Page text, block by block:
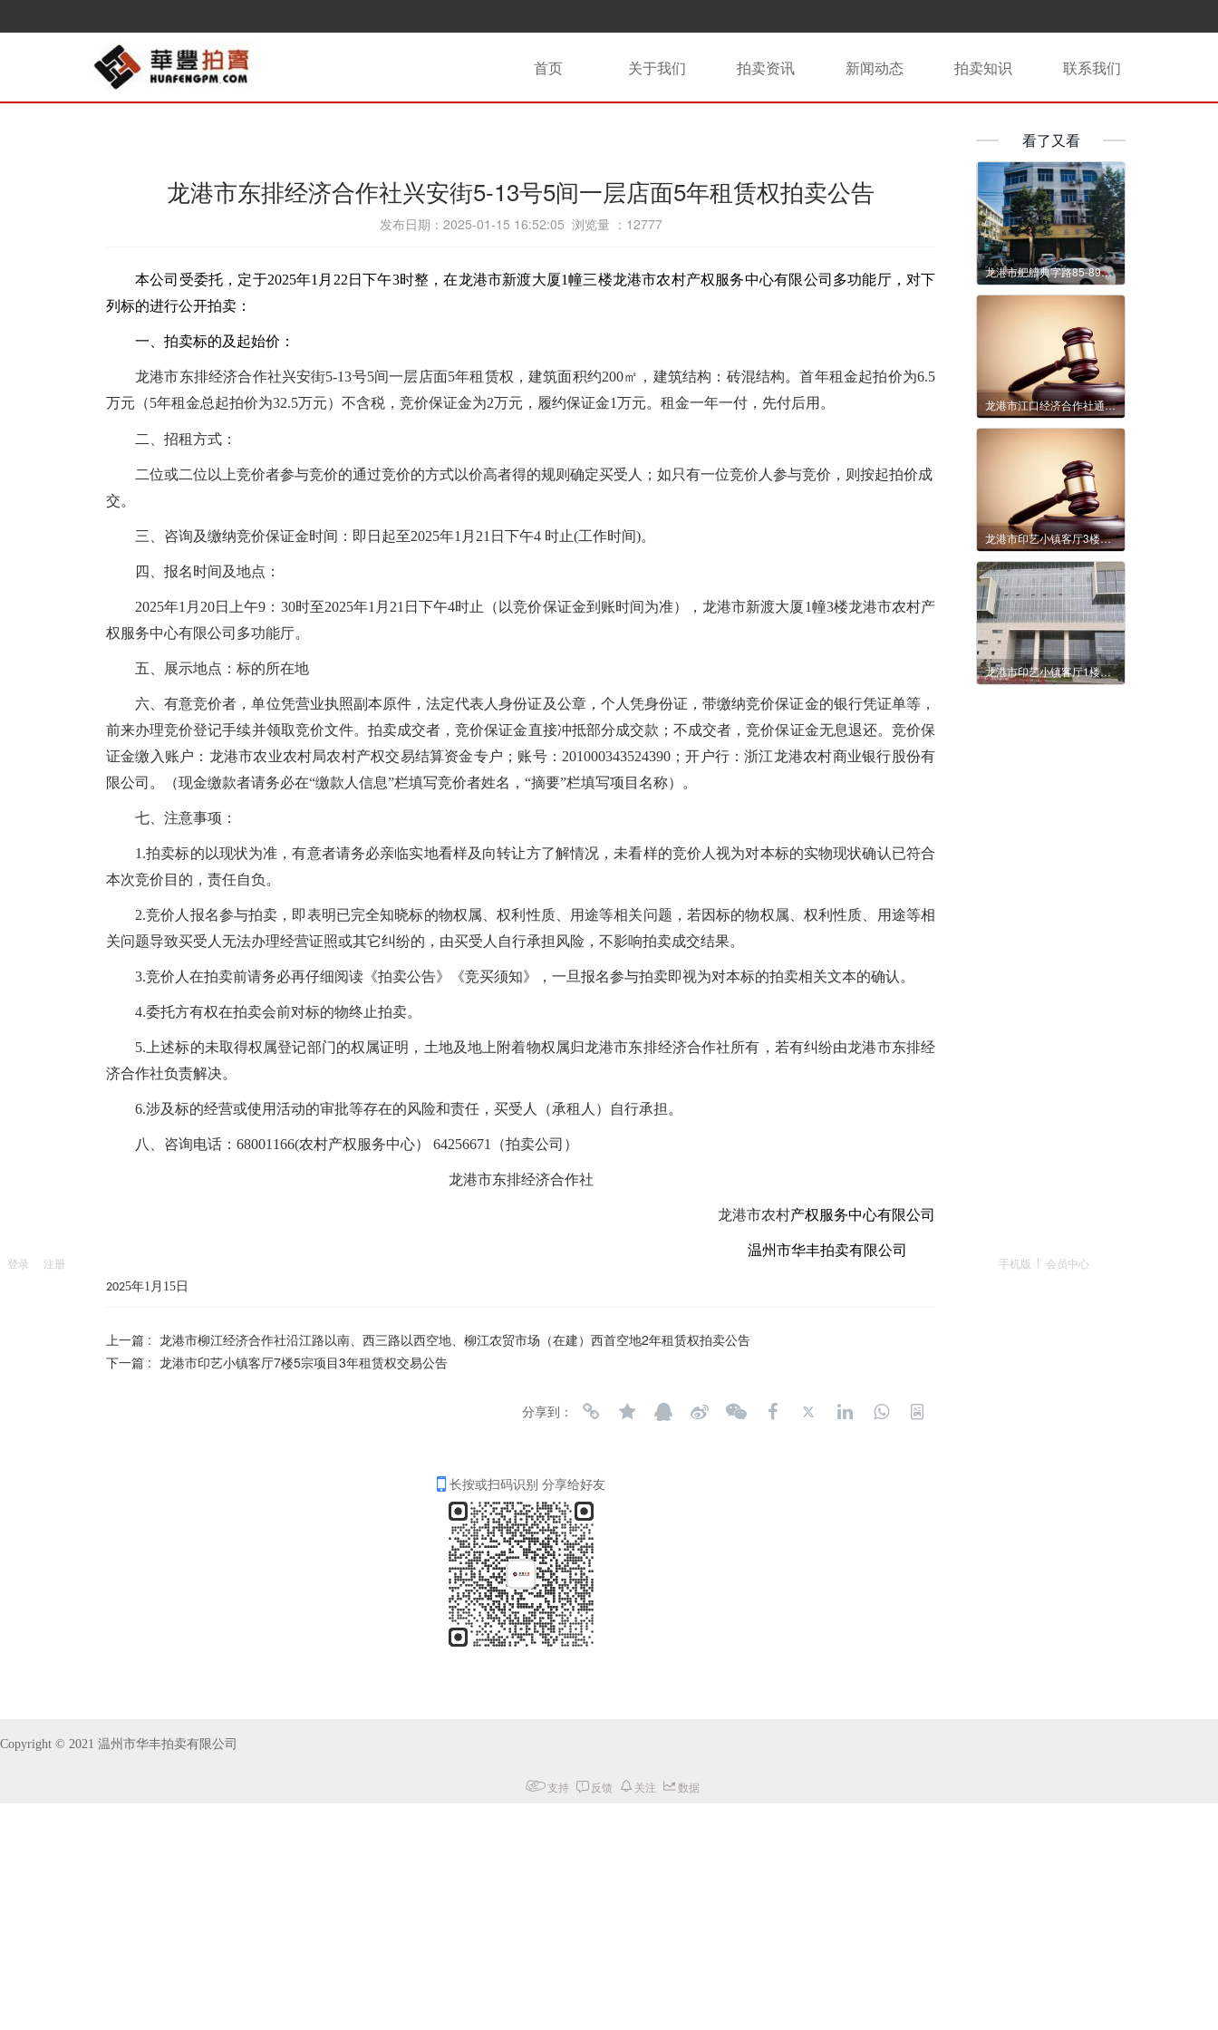
登录 注册 手机版 会员中心
首页 关于我们 拍卖资讯 新闻动态 拍卖知识 联系我们
龙港市东排经济合作社兴安街5-13号5间一层店面5年租赁权拍卖公告
发布日期：2025-01-15 16:52:05 浏览量 ： 12777
本公司受委托，定于2025年1 月 22 日下午3时整 ，在龙港市新渡大厦1幢三楼龙港市农村产权服务中心有限公司 多功能厅，对下
列标的进行公开拍卖：
一、拍卖标的及起始价：
龙港市东排经济合作社兴安街5-13号5间一层店面5年租赁权，建筑面积约200㎡，建筑结构：砖混结构。首年租金起拍价为6.5
万元（5年租金总起拍价为32.5万元）不含税，竞价保证金为2万元，履约保证金1万元。租金一年一付，先付后用。
二、招租方式：
二位或二位以上竞价者参与竞价的通过竞价的方式以价高者得的规则确定买受人；如只有一位竞价人参与竞价，则按起拍价成
交。
三、咨询及缴纳竞价保证金时间：即日起至2025年1月21日下午4 时止(工作时间)。
四、报名时间及地点：
2025年1月20日上午9：30时至2025年1月21日下午4时止（以竞价保证金到账时间为准），龙港市新渡大厦1幢3楼龙港市农村产
权服务中心有限公司多功能厅。
五、展示地点：标的所在地
六、有意竞价者，单位凭营业执照副本原件，法定代表人身份证及公章，个人凭身份证，带缴纳竞价保证金的银行凭证单等，
前来办理竞价登记手续并领取竞价文件。拍卖成交者，竞价保证金直接冲抵部分成交款；不成交者，竞价保证金无息退还。 竞价保
证金缴入账户：龙港市农业农村局农村产权交易结算资金专户；账号：201000343524390；开户行：浙江龙港农村商业银行股份有
限公司。（现金缴款者请务必在“缴款人信息”栏填写竞价者姓名，“摘要”栏填写项目名称）。
七、注意事项：
1.拍卖标的以现状为准，有意者请务必亲临实地看样及向转让方了解情况，未看样的竞价人视为对本标的实物现状确认已符合
本次竞价目的，责任自负。
2.竞价人报名参与拍卖，即表明已完全知晓标的物权属、权利性质、用途等相关问题，若因标的物权属、权利性质、用途等相
关问题导致买受人无法办理经营证照或其它纠纷的，由买受人自行承担风险，不影响拍卖成交结果。
3.竞价人在拍卖前请务必再仔细阅读《拍卖公告》《竞买须知》，一旦报名参与拍卖即视为对本标的拍卖相关文本的确认。
4.委托方有权在拍卖会前对标的物终止拍卖。
5.上述标的未取得权属登记部门的权属证明， 土地及地上附着物权属归龙港市东排经济合作社所有，若有纠纷由龙港市东排经
济合作社负责解决。
6.涉及标的经营或使用活动的审批等存在的风险和责任，买受人（承租人）自行承担。
八、咨询电话：68001166(农村产权服务中心） 64256671（拍卖公司）
龙港市东排经济合作社
龙港市农村产权服务中心有限公司
温州市华丰拍卖有限公司
2025年1 月 15 日
上一篇 : 龙港市柳江经济合作社沿江路以南、西三路以西空地、柳江农贸市场（在建）西首空地2年租赁权拍卖公告
下一篇 : 龙港市印艺小镇客厅7楼5宗项目3年租赁权交易公告
分享到：
长按或扫码识别 分享给好友
看了又看
龙港市舥艚典字路85-89号1年租赁权交易公告
龙港市江口经济合作社通港路443号后龙宁寺边仓库等3处标的1年租赁权
龙港市印艺小镇客厅3楼部分商业用房及4楼商业用房5年租赁权交易公告
龙港市印艺小镇客厅1楼1105室、1106室3年租赁权交易公告
Copyright © 2021 温州市华丰拍卖有限公司
支持 反馈 关注 数据